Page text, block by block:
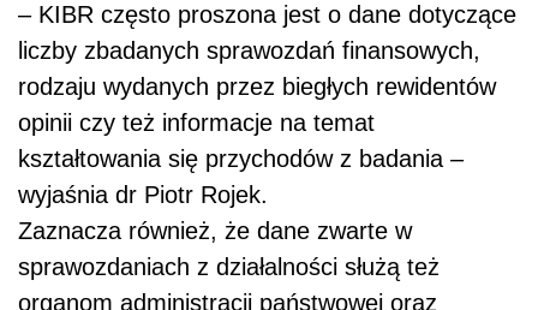
– KIBR często proszona jest o dane dotyczące
liczby zbadanych sprawozdań finansowych,
rodzaju wydanych przez biegłych rewidentów
opinii czy też informacje na temat
kształtowania się przychodów z badania –
wyjaśnia dr Piotr Rojek.
Zaznacza również, że dane zwarte w
sprawozdaniach z działalności służą też
organom administracji państwowej oraz